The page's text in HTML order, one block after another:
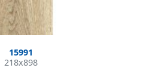
15991
218x898